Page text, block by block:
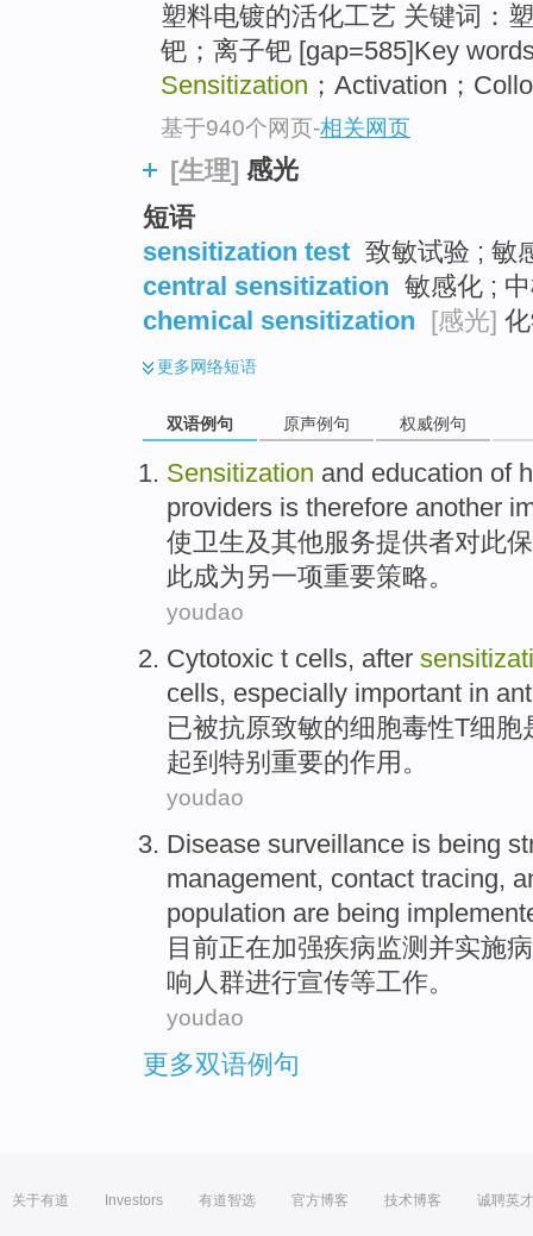
塑料电镀的活化工艺 关键词：
钯；离子钯 [gap=585]Key
Sensitization ；Activation；
基于940个网页-相关网页
[生理] 感光
短语
sensitization test 致敏试验 ; 敏
central sensitization 敏感化 ;
chemical sensitization
[感光]
更多网络短语
双语例句 原声例句 权威例句
Sensitization and education of
providers is therefore another
使卫生及其他服务提供者对此
此成为 另一项重要策略。
youdao
Cytotoxic t cells, after
cells, especially important in
已被抗原致敏的细胞毒性T细胞
起到 特别 重要的作用。
youdao
Disease surveillance is being
management, contact tracing,
population are being
目前正在加强疾病监测 并实施
响 人群进行宣传等工作。
youdao
更多双语例句
关于有道 Investors 有道智选 官方博客 技术博客 诚聘英才